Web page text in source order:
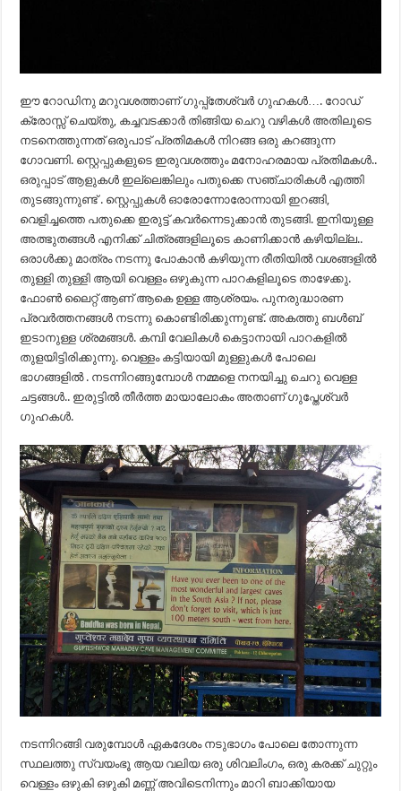
ഈ റോഡിനു മറുവശത്താണ് ഗുപ്പ്‌തേശ്വർ ഗുഹകൾ…. റോഡ്
ക്രോസ്സ് ചെയ്തു, കച്ചവടക്കാർ തിങ്ങിയ ചെറു വഴികൾ അതിലൂടെ
നടനെത്തുന്നത് ഒരുപാട് പ്രതിമകൾ നിറങ്ങ ഒരു കറങ്ങുന്ന
ഗോവണി. സ്റ്റെപ്പുകളുടെ ഇരുവശത്തും മനോഹരമായ പ്രതിമകൾ..
ഒരുപ്പാട്‌ ആളുകൾ ഇല്ലെങ്കിലും പതുക്കെ സഞ്ചാരികൾ എത്തി
തുടങ്ങുന്നുണ്ട് . സ്റ്റെപ്പുകൾ ഓരോന്നോരോന്നായി ഇറങ്ങി,
വെളിച്ചത്തെ പതുക്കെ ഇരുട്ട് കവർന്നെടുക്കാൻ തുടങ്ങി. ഇനിയുള്ള
അത്ഭുതങ്ങൾ എനിക്ക് ചിത്രങ്ങളിലൂടെ കാണിക്കാൻ കഴിയില്ല..
ഒരാൾക്കു മാത്രം നടന്നു പോകാൻ കഴിയുന്ന രീതിയിൽ വശങ്ങളിൽ
തുള്ളി തുള്ളി ആയി വെള്ളം ഒഴുകുന്ന പാറകളിലൂടെ താഴേക്കു.
ഫോൺ ലൈറ്റ് ആണ് ആകെ ഉള്ള ആശ്രയം. പുനരുദ്ധാരണ
പ്രവർത്തനങ്ങൾ നടന്നു കൊണ്ടിരിക്കുന്നുണ്ട്. അകത്തു ബൾബ്
ഇടാനുള്ള ശ്രമങ്ങൾ. കമ്പി വേലികൾ കെട്ടാനായി പാറകളിൽ
തുളയിട്ടിരിക്കുന്നു. വെള്ളം കട്ടിയായി മുള്ളുകൾ പോലെ
ഭാഗങ്ങളിൽ . നടന്നിറങ്ങുമ്പോൾ നമ്മളെ നനയിച്ചു ചെറു വെള്ള
ചട്ടങ്ങൾ.. ഇരുട്ടിൽ തീർത്ത മായാലോകം അതാണ് ഗുപ്തേശ്വർ
ഗുഹകൾ.
നടന്നിറങ്ങി വരുമ്പോൾ ഏകദേശം നടുഭാഗം പോലെ തോന്നുന്ന
സ്ഥലത്തു സ്വയംഭൂ ആയ വലിയ ഒരു ശിവലിംഗം, ഒരു കരക്ക്‌ ചുറ്റും
വെള്ളം ഒഴുകി ഒഴുകി മണ്ണ് അവിടെനിന്നും മാറി ബാക്കിയായ